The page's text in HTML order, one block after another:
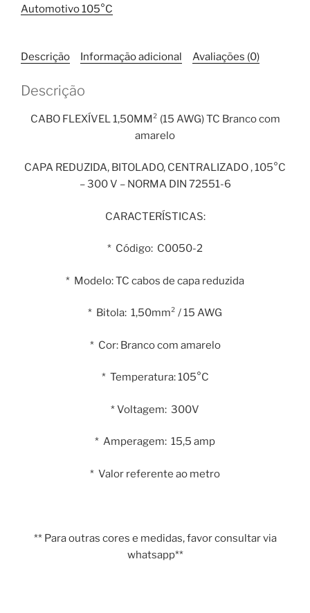
TC
Amarelo
Metro
quantidade
Automotivo 105°C
Descrição Informação adicional Avaliações (0)
Descrição
CABO FLEXÍVEL 1,50MM² (15 AWG) TC Branco com
amarelo
CAPA REDUZIDA, BITOLADO, CENTRALIZADO , 105°C
– 300 V – NORMA DIN 72551-6
CARACTERÍSTICAS:
* Código: C0050-2
* Modelo: TC cabos de capa reduzida
* Bitola: 1,50mm² / 15 AWG
* Cor: Branco com amarelo
* Temperatura: 105°C
* Voltagem: 300V
* Amperagem: 15,5 amp
* Valor referente ao metro
** Para outras cores e medidas, favor consultar via
whatsapp**